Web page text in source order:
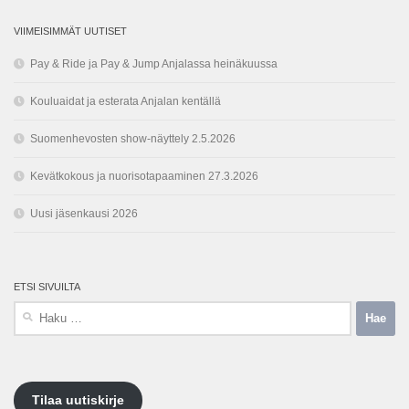
VIIMEISIMMÄT UUTISET
Pay & Ride ja Pay & Jump Anjalassa heinäkuussa
Kouluaidat ja esterata Anjalan kentällä
Suomenhevosten show-näyttely 2.5.2026
Kevätkokous ja nuorisotapaaminen 27.3.2026
Uusi jäsenkausi 2026
ETSI SIVUILTA
Tilaa uutiskirje